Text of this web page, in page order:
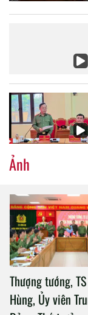
Ảnh
Thượng tướng,
Hùng, Ủy viên